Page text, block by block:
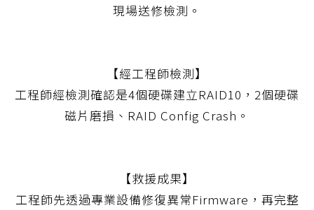
現場送修檢測。
【經工程師檢測】
工程師經檢測確認是4個硬碟建立RAID10，2個硬碟
磁片磨損、RAID Config Crash。
【救援成果】
工程師先透過專業設備修復異常Firmware，再完整